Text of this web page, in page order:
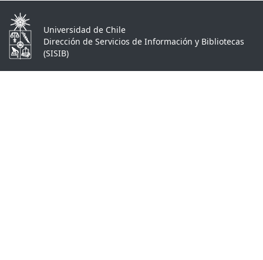
Universidad de Chile
Dirección de Servicios de Información y Bibliotecas
(SISIB)